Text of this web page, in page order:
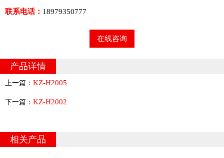
联系电话： 18979350777
在线咨询
产品详情
上一篇： KZ-H2005
下一篇： KZ-H2002
相关产品